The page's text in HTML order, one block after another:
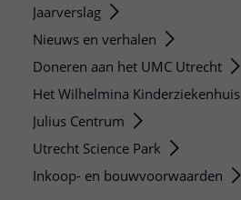
Jaarverslag
Nieuws en verhalen
Doneren aan het UMC Utrecht
Het Wilhelmina Kinderziekenhuis
Julius Centrum
Utrecht Science Park
Inkoop- en bouwvoorwaarden